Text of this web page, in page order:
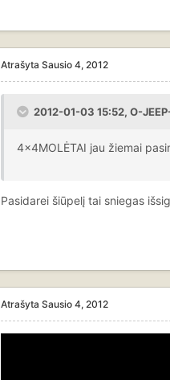
Atrašyta Sausio 4, 2012
2012-01-03 15:52, O-
4x4MOLĖTAI jau žiemai
Pasidarei šiūpelį tai sniegas
Atrašyta Sausio 4, 2012